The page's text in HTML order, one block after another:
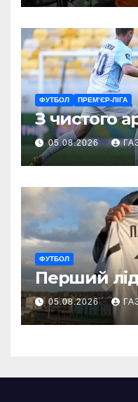
ветеранам
ФУТБОЛ ПРЕМ’ЄР-ЛІГА
З чистого
05.08.2026
ФУТБОЛ
Перший
05.08.2026